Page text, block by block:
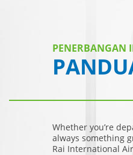
PENERBANGAN
Whether you’re
always something
Rai International